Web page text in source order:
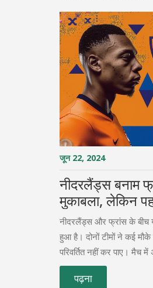
जून 22, 2024
नीदरलैंड्स बनाम
मुकाबला, लेकिन
नीदरलैंड्स और फ्रांस के बीच
हुआ है। दोनों टीमों ने कई
परिवर्तित नहीं कर पाए। मैच
पढ़ना